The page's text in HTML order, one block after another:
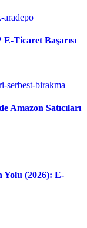
Ticaret Başarısı
Amazon Satıcıları
Yolu (2026): E-